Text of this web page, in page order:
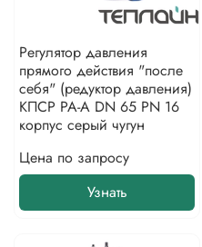
Регулятор давления
прямого действия "после
себя" (редуктор давления)
КПСР РА-А DN 65 PN 16
корпус серый чугун
Цена по запросу
Узнать